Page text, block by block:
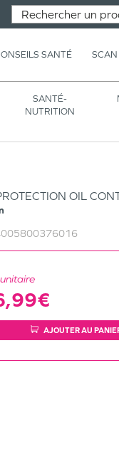
SANTÉ SCAN
SANTÉ-
NUTRITION
OIL
AJOUTER AU